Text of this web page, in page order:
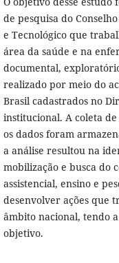
de pesquisa do
e Tecnológico que
área da saúde e na
documental,
realizado por meio do
Brasil cadastrados no
institucional. A coleta
os dados foram
a análise resultou na
mobilização e busca do
assistencial, ensino e
desenvolver ações que
âmbito nacional, tendo
objetivo.